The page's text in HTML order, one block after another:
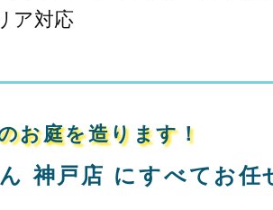
ア対応
お庭を造ります！
神戸店 にすべてお任